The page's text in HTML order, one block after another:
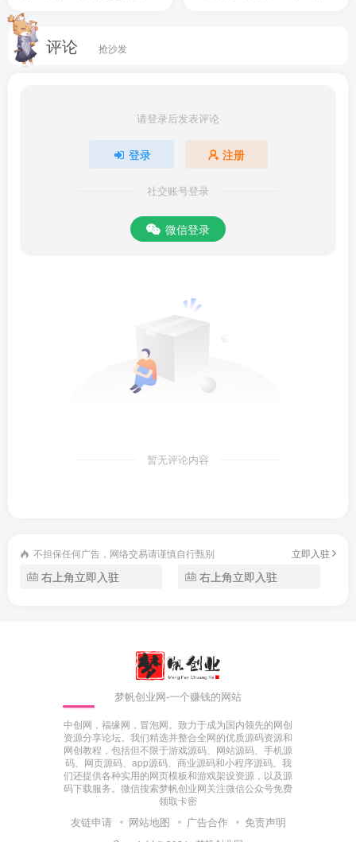
选品方法
评论 抢沙发
请登录后发表评论
登录 注册
社交账号登录
微信登录
暂无评论内容
不担保任何广告，网络交易请谨慎自行甄别 立即入驻
右上角立即入驻 右上角立即入驻
梦帆创业网-一个赚钱的网站
中创网，福缘网，冒泡网。致力于成为国内领先的网创
资源分享论坛。我们精选并整合全网的优质源码资源和
网创教程，包括但不限于游戏源码、网站源码、手机源
码、网页源码、app源码、商业源码和小程序源码。我
们还提供各种实用的网页模板和游戏架设资源，以及源
码下载服务。微信搜索梦帆创业网关注微信公众号免费
领取卡密
友链申请 网站地图 广告合作 免责声明